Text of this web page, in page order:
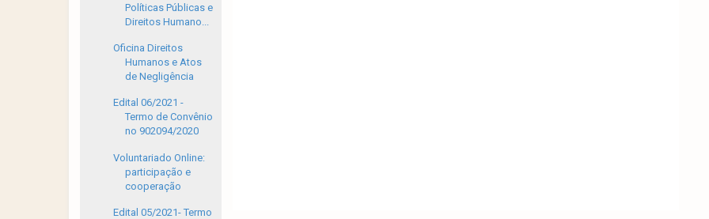
Políticas Públicas e
Direitos Humano...
Oficina Direitos
Humanos e Atos
de Negligência
Edital 06/2021 -
Termo de Convênio
no 902094/2020
Voluntariado Online:
participação e
cooperação
Edital 05/2021- Termo